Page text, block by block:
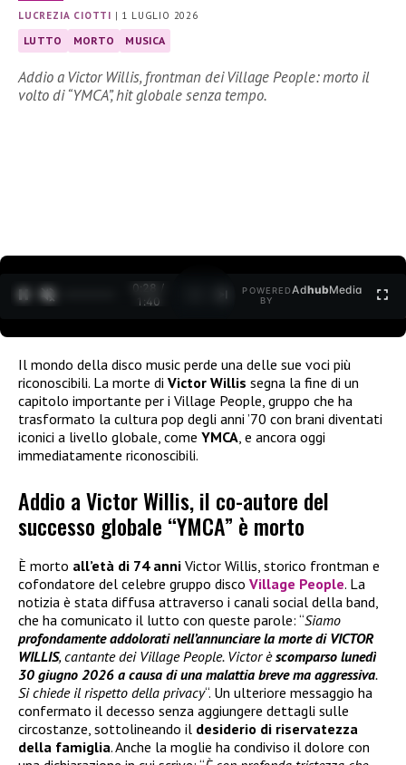
LUCREZIA CIOTTI | 1 LUGLIO 2026
LUTTO MORTO MUSICA
Addio a Victor Willis, frontman dei Village People: morto il
volto di “YMCA”, hit globale senza tempo.
0:29 /
1:40
POWERED
BY
AdhubMedia
Il mondo della disco music perde una delle sue voci più
riconoscibili. La morte di Victor Willis segna la fine di un
capitolo importante per i Village People, gruppo che ha
trasformato la cultura pop degli anni ’70 con brani diventati
iconici a livello globale, come YMCA , e ancora oggi
immediatamente riconoscibili.
Addio a Victor Willis, il co-autore del
successo globale “YMCA” è morto
È morto all’età di 74 anni Victor Willis, storico frontman e
cofondatore del celebre gruppo disco Village People. La
notizia è stata diffusa attraverso i canali social della band,
che ha comunicato il lutto con queste parole: “Siamo
profondamente addolorati nell’annunciare la morte di VICTOR
WILLIS, cantante dei Village People. Victor èscomparso lunedì
30 giugno 2026 a causa di una malattia breve ma aggressiva.
Si chiede il rispetto della privacy“. Un ulteriore messaggio ha
confermato il decesso senza aggiungere dettagli sulle
circostanze, sottolineando il desiderio di riservatezza
della famiglia. Anche la moglie ha condiviso il dolore con